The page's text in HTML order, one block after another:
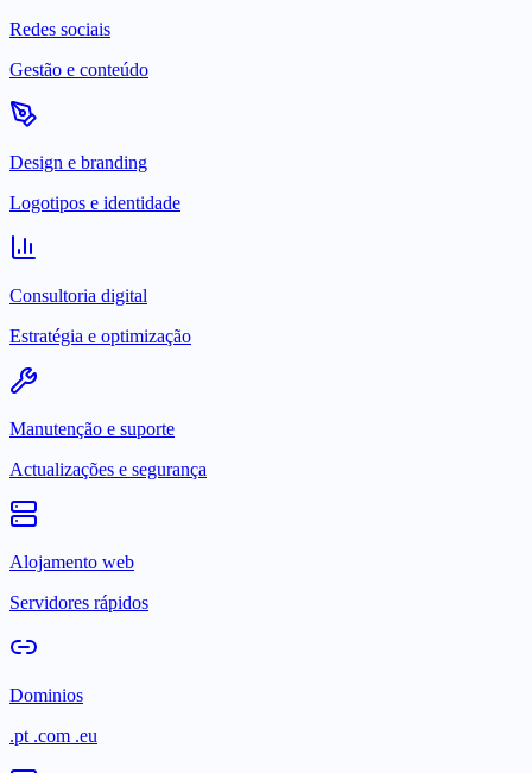
Redes sociais
Gestão e conteúdo
Design e branding
Logotipos e identidade
Consultoria digital
Estratégia e optimização
Manutenção e suporte
Actualizações e segurança
Alojamento web
Servidores rápidos
Dominios
.pt .com .eu